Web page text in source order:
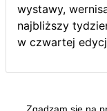
wystawy,
najbliższy
w czwartej